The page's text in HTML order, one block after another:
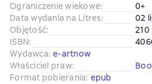
Ograniczenie wiekowe:
0+
Data wydania na Litres:
02
Objętość:
210
ISBN:
Wydawca: e-artnow
Właściciel praw:
Format pobierania: epub